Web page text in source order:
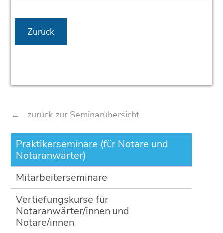
Zurück
zurück zur Seminarübersicht
Navigation
überspringen
Praktikerseminare (für Notare und
Notaranwärter)
Mitarbeiterseminare
Vertiefungskurse für
Notaranwärter/innen und
Notare/innen